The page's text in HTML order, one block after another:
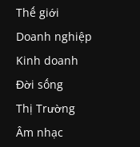
Thế giới
Doanh nghiệp
Kinh doanh
Đời sống
Thị Trường
Âm nhạc